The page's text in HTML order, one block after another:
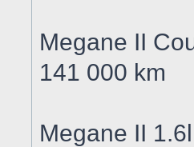
Megane II
141 000 km
Megane II